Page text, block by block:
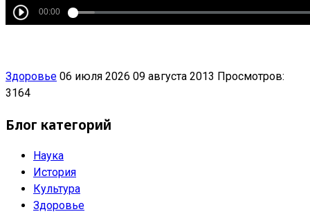
Здоровье 06 июля 2026 09 августа 2013 Просмотров:
3164
Блог категорий
Наука
История
Культура
Здоровье